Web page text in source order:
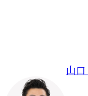
山